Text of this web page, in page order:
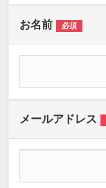
お名前 必須
メールアドレス